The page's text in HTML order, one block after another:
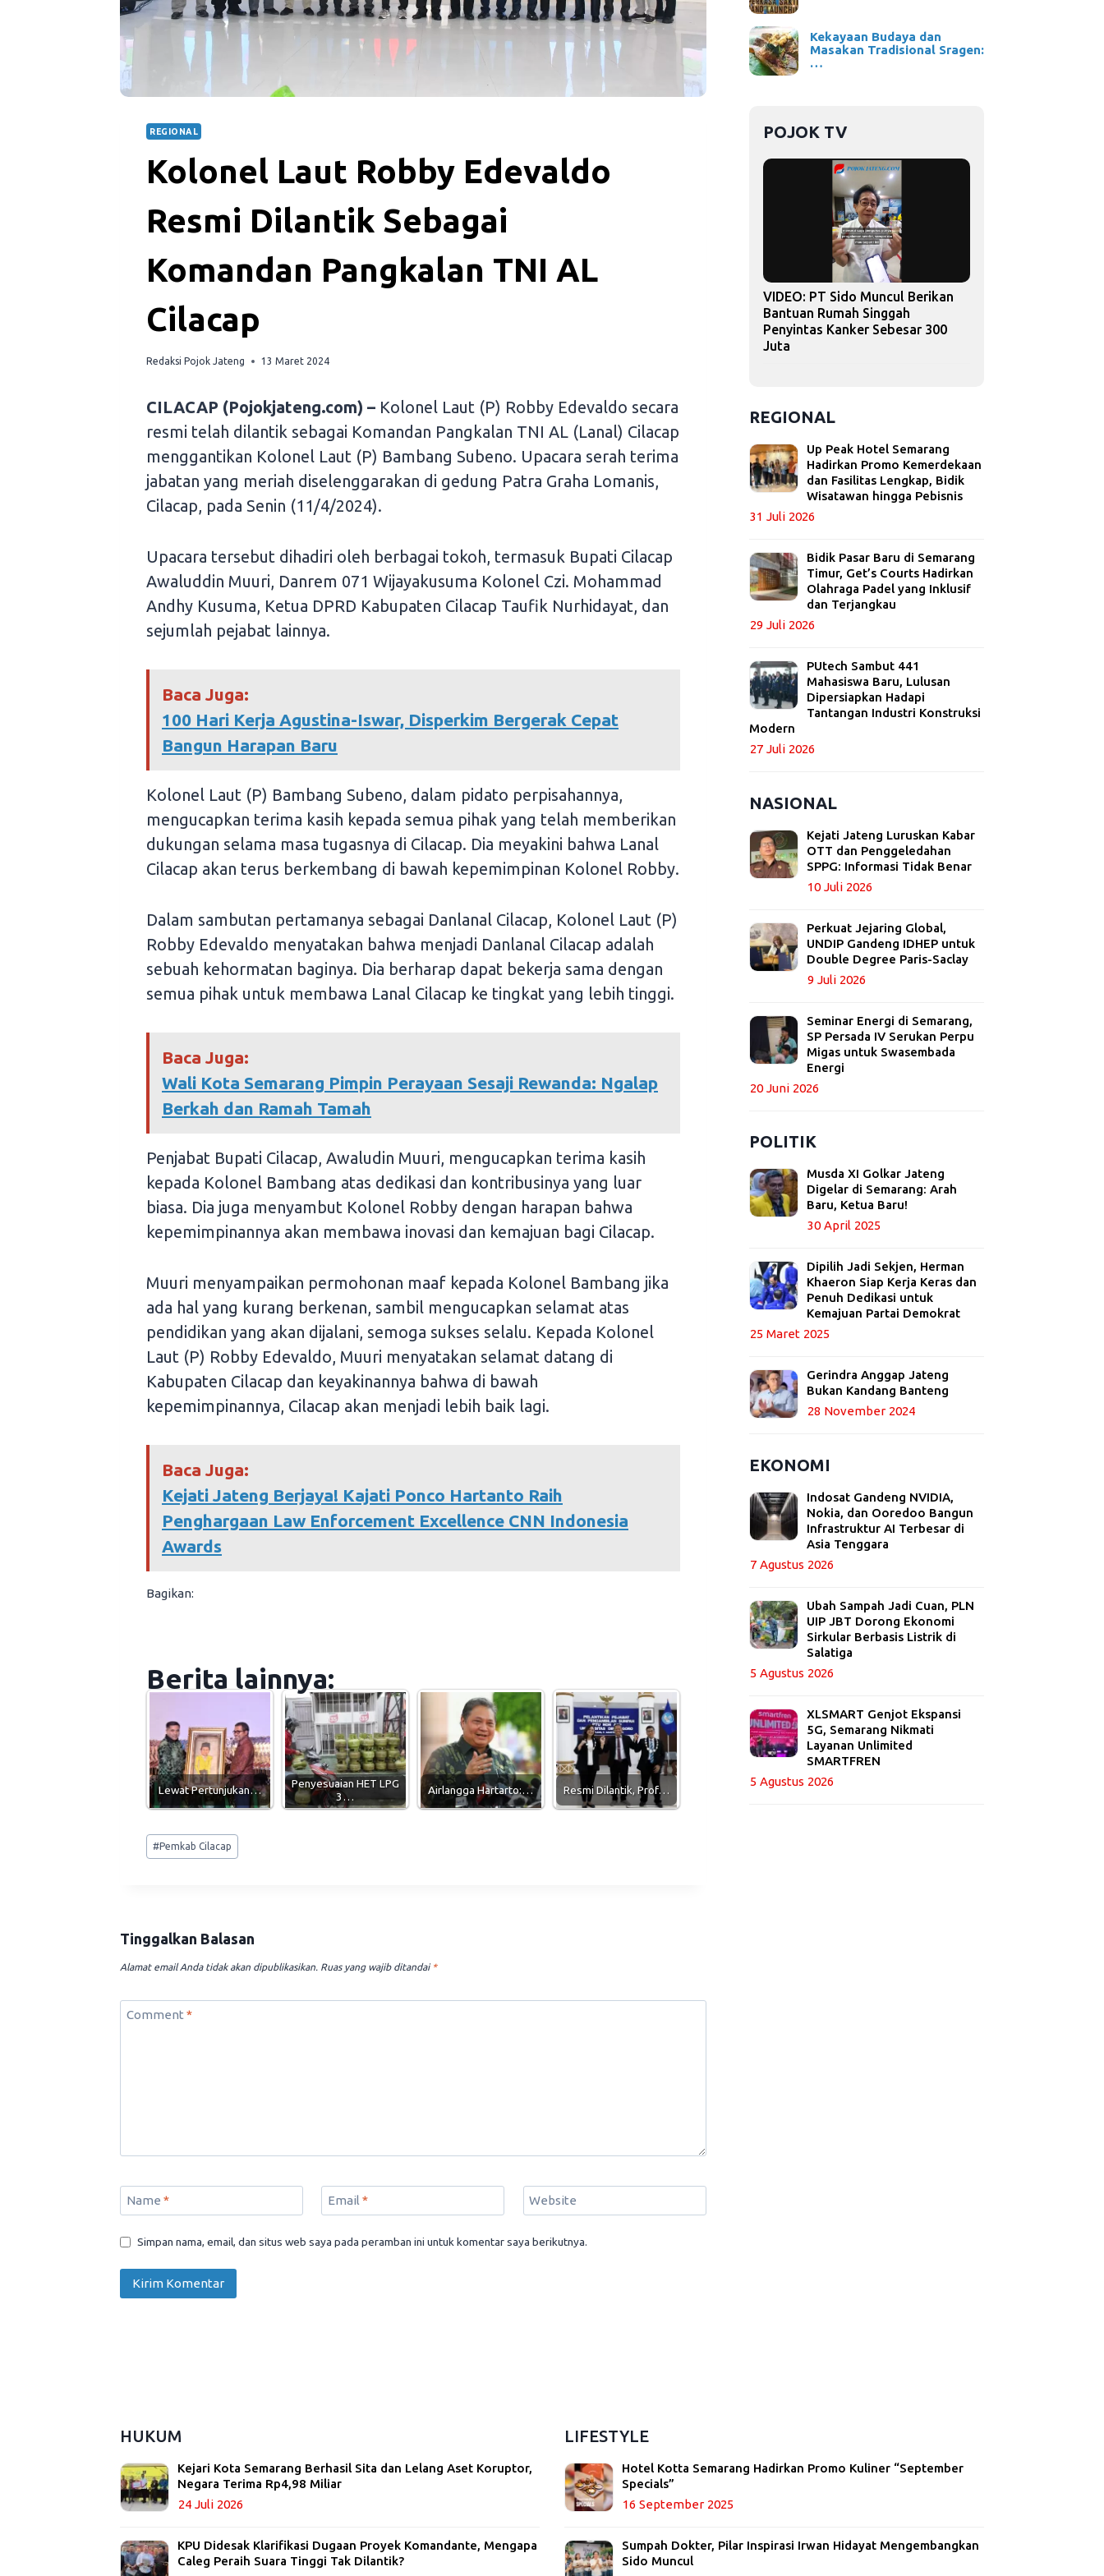
REGIONAL
Kolonel Laut Robby Edevaldo
Resmi Dilantik Sebagai
Komandan Pangkalan TNI AL
Cilacap
Redaksi Pojok Jateng 13 Maret 2024
CILACAP (Pojokjateng.com) – Kolonel Laut (P) Robby Edevaldo secara
resmi telah dilantik sebagai Komandan Pangkalan TNI AL (Lanal) Cilacap
menggantikan Kolonel Laut (P) Bambang Subeno. Upacara serah terima
jabatan yang meriah diselenggarakan di gedung Patra Graha Lomanis,
Cilacap, pada Senin (11/4/2024).
Upacara tersebut dihadiri oleh berbagai tokoh, termasuk Bupati Cilacap
Awaluddin Muuri, Danrem 071 Wijayakusuma Kolonel Czi. Mohammad
Andhy Kusuma, Ketua DPRD Kabupaten Cilacap Taufik Nurhidayat, dan
sejumlah pejabat lainnya.
Baca Juga:
100 Hari Kerja Agustina-Iswar, Disperkim Bergerak Cepat
Bangun Harapan Baru
Kolonel Laut (P) Bambang Subeno, dalam pidato perpisahannya,
mengucapkan terima kasih kepada semua pihak yang telah memberikan
dukungan selama masa tugasnya di Cilacap. Dia meyakini bahwa Lanal
Cilacap akan terus berkembang di bawah kepemimpinan Kolonel Robby.
Dalam sambutan pertamanya sebagai Danlanal Cilacap, Kolonel Laut (P)
Robby Edevaldo menyatakan bahwa menjadi Danlanal Cilacap adalah
sebuah kehormatan baginya. Dia berharap dapat bekerja sama dengan
semua pihak untuk membawa Lanal Cilacap ke tingkat yang lebih tinggi.
Baca Juga:
Wali Kota Semarang Pimpin Perayaan Sesaji Rewanda: Ngalap
Berkah dan Ramah Tamah
Penjabat Bupati Cilacap, Awaludin Muuri, mengucapkan terima kasih
kepada Kolonel Bambang atas dedikasi dan kontribusinya yang luar
biasa. Dia juga menyambut Kolonel Robby dengan harapan bahwa
kepemimpinannya akan membawa inovasi dan kemajuan bagi Cilacap.
Muuri menyampaikan permohonan maaf kepada Kolonel Bambang jika
ada hal yang kurang berkenan, sambil mengucapkan selamat atas
pendidikan yang akan dijalani, semoga sukses selalu. Kepada Kolonel
Laut (P) Robby Edevaldo, Muuri menyatakan selamat datang di
Kabupaten Cilacap dan keyakinannya bahwa di bawah
kepemimpinannya, Cilacap akan menjadi lebih baik lagi.
Baca Juga:
Kejati Jateng Berjaya! Kajati Ponco Hartanto Raih
Penghargaan Law Enforcement Excellence CNN Indonesia
Awards
Bagikan:
Berita lainnya:
Lewat Pertunjukan…
Penyesuaian HET LPG
3…
Airlangga Hartarto:… Resmi Dilantik, Prof…
Post
Tags:
#Pemkab Cilacap
Tinggalkan Balasan
Alamat email Anda tidak akan dipublikasikan. Ruas yang wajib ditandai *
Comment *
Name * Email * Website
Simpan nama, email, dan situs web saya pada peramban ini untuk komentar saya berikutnya.
Kekayaan Budaya dan
Masakan Tradisional Sragen:
…
POJOK TV
VIDEO: PT Sido Muncul Berikan
Bantuan Rumah Singgah
Penyintas Kanker Sebesar 300
Juta
REGIONAL
Up Peak Hotel Semarang
Hadirkan Promo Kemerdekaan
dan Fasilitas Lengkap, Bidik
Wisatawan hingga Pebisnis
31 Juli 2026
Bidik Pasar Baru di Semarang
Timur, Get’s Courts Hadirkan
Olahraga Padel yang Inklusif
dan Terjangkau
29 Juli 2026
PUtech Sambut 441
Mahasiswa Baru, Lulusan
Dipersiapkan Hadapi
Tantangan Industri Konstruksi
Modern
27 Juli 2026
NASIONAL
Kejati Jateng Luruskan Kabar
OTT dan Penggeledahan
SPPG: Informasi Tidak Benar
10 Juli 2026
Perkuat Jejaring Global,
UNDIP Gandeng IDHEP untuk
Double Degree Paris-Saclay
9 Juli 2026
Seminar Energi di Semarang,
SP Persada IV Serukan Perpu
Migas untuk Swasembada
Energi
20 Juni 2026
POLITIK
Musda XI Golkar Jateng
Digelar di Semarang: Arah
Baru, Ketua Baru!
30 April 2025
Dipilih Jadi Sekjen, Herman
Khaeron Siap Kerja Keras dan
Penuh Dedikasi untuk
Kemajuan Partai Demokrat
25 Maret 2025
Gerindra Anggap Jateng
Bukan Kandang Banteng
28 November 2024
EKONOMI
Indosat Gandeng NVIDIA,
Nokia, dan Ooredoo Bangun
Infrastruktur AI Terbesar di
Asia Tenggara
7 Agustus 2026
Ubah Sampah Jadi Cuan, PLN
UIP JBT Dorong Ekonomi
Sirkular Berbasis Listrik di
Salatiga
5 Agustus 2026
XLSMART Genjot Ekspansi
5G, Semarang Nikmati
Layanan Unlimited
SMARTFREN
5 Agustus 2026
HUKUM
Kejari Kota Semarang Berhasil Sita dan Lelang Aset Koruptor,
Negara Terima Rp4,98 Miliar
24 Juli 2026
KPU Didesak Klarifikasi Dugaan Proyek Komandante, Mengapa
Caleg Peraih Suara Tinggi Tak Dilantik?
LIFESTYLE
Hotel Kotta Semarang Hadirkan Promo Kuliner “September
Specials”
16 September 2025
Sumpah Dokter, Pilar Inspirasi Irwan Hidayat Mengembangkan
Sido Muncul